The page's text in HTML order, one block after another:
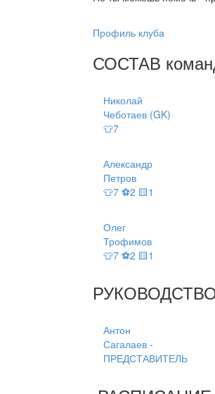
Профиль клуба
СОСТАВ
Николай
Чеботаев (GK)
👕7
Александр
Петров
👕7 ⚽2 🟨1
Олег
Трофимов
👕7 ⚽2 🟨1
Антон
Сагалаев -
ПРЕДСТАВИТЕЛЬ